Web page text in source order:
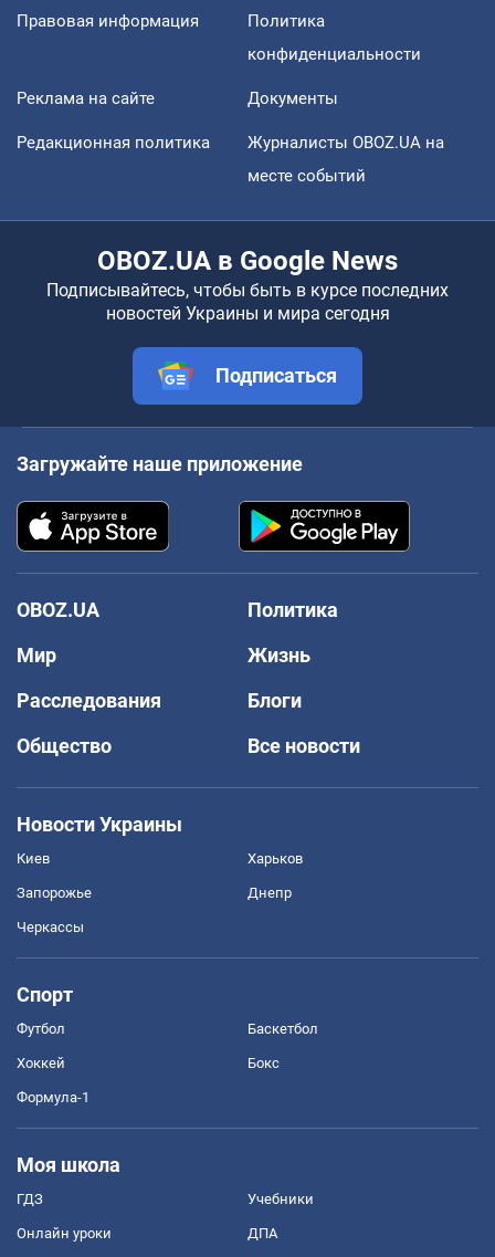
Правовая информация
Политика
конфиденциальности
Реклама на сайте Документы
Редакционная политика
Журналисты OBOZ.UA на
месте событий
OBOZ.UA в Google News
Подписывайтесь, чтобы быть в курсе последних
новостей Украины и мира сегодня
Подписаться
Загружайте наше приложение
OBOZ.UA
Политика
Мир
Жизнь
Расследования
Блоги
Общество
Все новости
Новости Украины
Киев Харьков
Запорожье Днепр
Черкассы
Спорт
Футбол Баскетбол
Хоккей Бокс
Формула-1
Моя школа
ГДЗ Учебники
Онлайн уроки ДПА